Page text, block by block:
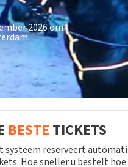
2026 om
BESTE TICKETS
systeem reserveert
Hoe sneller u bestelt